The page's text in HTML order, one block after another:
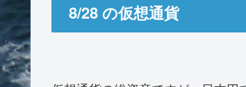
8/28 の仮想通貨